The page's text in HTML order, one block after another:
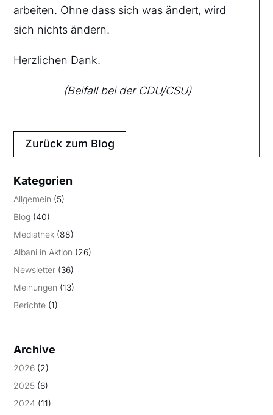
arbeiten. Ohne dass sich was ändert, wird
sich nichts ändern.
Herzlichen Dank.
(Beifall bei der CDU/CSU)
Zurück zum Blog
Kategorien
Allgemein (5)
Blog (40)
Mediathek (88)
Albani in Aktion (26)
Newsletter (36)
Meinungen (13)
Berichte (1)
Archive
2026 (2)
2025 (6)
2024 (11)